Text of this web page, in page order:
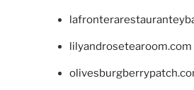
lilyandrosetearoom.com